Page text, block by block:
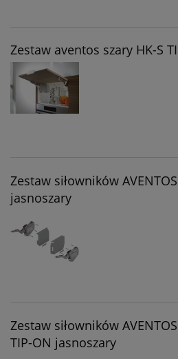
Zestaw aventos szary HK-S
Zestaw siłowników
jasnoszary
Zestaw siłowników
TIP-ON jasnoszary